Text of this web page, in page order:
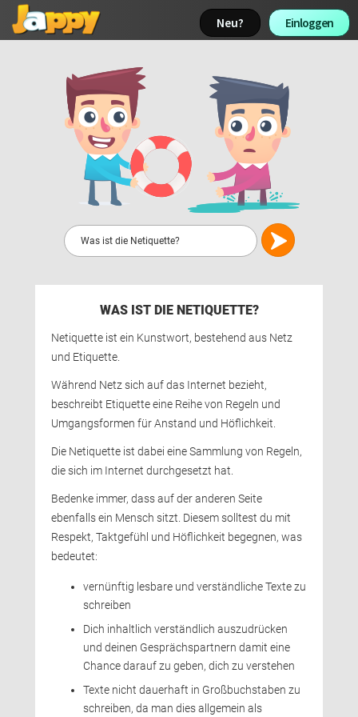
Neu? Einloggen
WAS IST DIE NETIQUETTE?
Netiquette ist ein Kunstwort, bestehend aus Netz
und Etiquette.
Während Netz sich auf das Internet bezieht,
beschreibt Etiquette eine Reihe von Regeln und
Umgangsformen für Anstand und Höflichkeit.
Die Netiquette ist dabei eine Sammlung von Regeln,
die sich im Internet durchgesetzt hat.
Bedenke immer, dass auf der anderen Seite
ebenfalls ein Mensch sitzt. Diesem solltest du mit
Respekt, Taktgefühl und Höflichkeit begegnen, was
bedeutet:
vernünftig lesbare und verständliche Texte zu
schreiben
Dich inhaltlich verständlich auszudrücken
und deinen Gesprächspartnern damit eine
Chance darauf zu geben, dich zu verstehen
Texte nicht dauerhaft in Großbuchstaben zu
schreiben, da man dies allgemein als